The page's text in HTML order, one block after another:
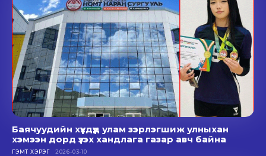
Баячуудийн хүүхдүүд улам зэрлэгшиж улныхан
хэмээн дорд үзэх хандлага газар авч байна
ГЭМТ ХЭРЭГ 2026-03-10